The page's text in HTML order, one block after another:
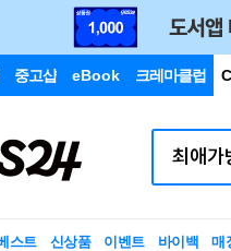
중고샵 eBook 크레마클럽
스트 신상품 이벤트 바이백 매